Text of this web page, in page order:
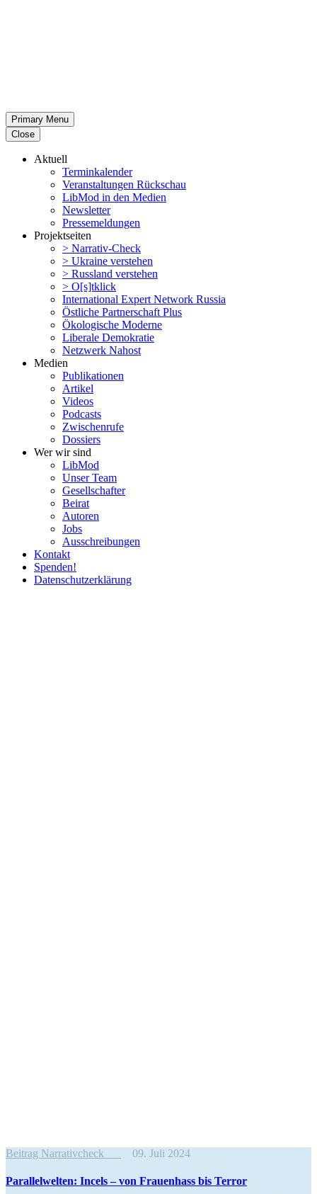
Primary Menu
Close
Aktuell
Termin­ka­lender
Veran­stal­tungen Rückschau
LibMod in den Medien
Newsletter
Presse­mel­dungen
Projekt­seiten
> Narrativ-Check
> Ukraine verstehen
> Russland verstehen
> O[s]tklick
Inter­na­tional Expert Network Russia
Östliche Partner­schaft Plus
Ökolo­gische Moderne
Liberale Demokratie
Netzwerk Nahost
Medien
Publi­ka­tionen
Artikel
Videos
Podcasts
Zwischenrufe
Dossiers
Wer wir sind
LibMod
Unser Team
Gesell­schafter
Beirat
Autoren
Jobs
Ausschrei­bungen
Kontakt
Spenden!
Daten­schutz­er­klärung
Beitrag Narrativcheck 09. Juli 2024
Paral­lel­welten: Incels – von Frauenhass bis Terror